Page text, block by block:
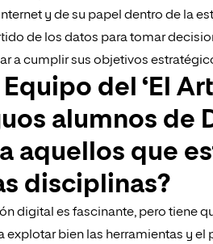
y de su papel dentro de la
de los datos para tomar
a cumplir sus objetivos
del ‘El
alumnos de
aquellos que
disciplinas?
digital es fascinante, pero tiene
bien las herramientas y